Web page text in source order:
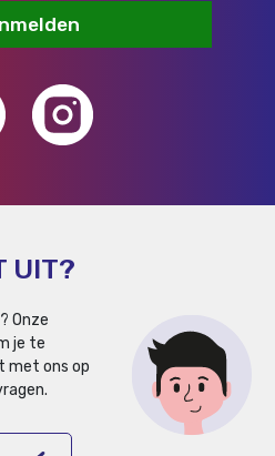
UIT?
Onze
je te
met ons op